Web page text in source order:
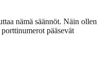
nämä säännöt. Näin ollen
pääsevät